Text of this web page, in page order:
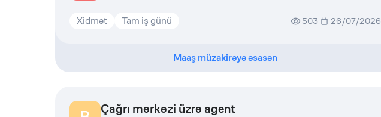
Xidmət Tam iş günü 503 26/07/2026
Maaş müzakirəyə əsasən
Çağrı mərkəzi üzrə agent